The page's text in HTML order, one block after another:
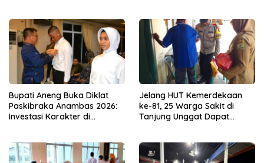
Bupati Aneng Buka Diklat
Paskibraka Anambas 2026:
Investasi Karakter di
Jelang HUT Kemerdekaan
ke-81, 25 Warga Sakit di
Tanjung Unggat Dapat